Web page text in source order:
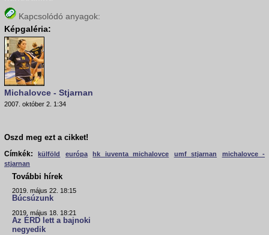
Kapcsolódó anyagok:
Képgaléria:
Michalovce - Stjarnan
2007. október 2. 1:34
Oszd meg ezt a cikket!
Címkék:
külföld európa hk iuventa michalovce umf stjarnan
michalovce -
stjarnan
További hírek
2019. május 22. 18:15
Búcsúzunk
2019. május 18. 18:21
Az ÉRD lett a bajnoki
negyedik